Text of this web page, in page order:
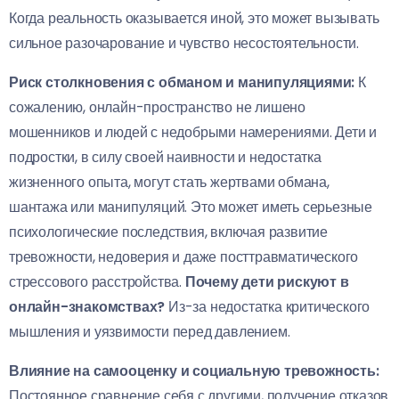
Когда реальность оказывается иной, это может вызывать
сильное разочарование и чувство несостоятельности.
Риск столкновения с обманом и манипуляциями: К
сожалению, онлайн-пространство не лишено
мошенников и людей с недобрыми намерениями. Дети и
подростки, в силу своей наивности и недостатка
жизненного опыта, могут стать жертвами обмана,
шантажа или манипуляций. Это может иметь серьезные
психологические последствия, включая развитие
тревожности, недоверия и даже посттравматического
стрессового расстройства. Почему дети рискуют в
онлайн-знакомствах? Из-за недостатка критического
мышления и уязвимости перед давлением.
Влияние на самооценку и социальную тревожность: